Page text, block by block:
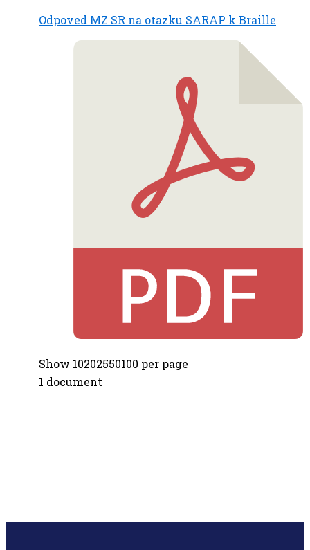
Odpoved MZ SR na otazku SARAP k Braille
Show 10202550100 per page
1 document